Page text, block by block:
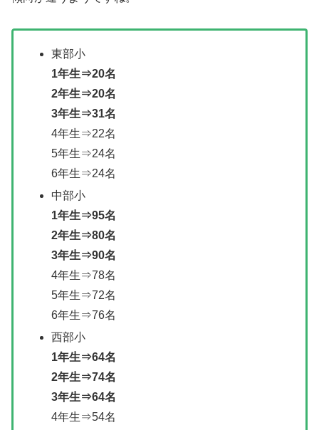
東部小
1年生⇒20名
2年生⇒20名
3年生⇒31名
4年生⇒22名
5年生⇒24名
6年生⇒24名
中部小
1年生⇒95名
2年生⇒80名
3年生⇒90名
4年生⇒78名
5年生⇒72名
6年生⇒76名
西部小
1年生⇒64名
2年生⇒74名
3年生⇒64名
4年生⇒54名